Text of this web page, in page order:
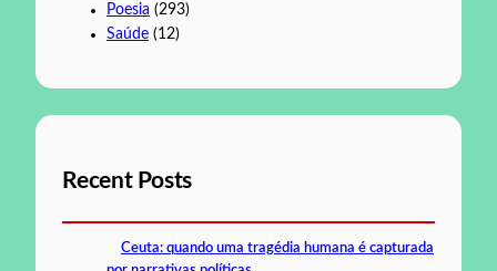
Poesia (293)
Saúde (12)
Recent Posts
Ceuta: quando uma tragédia humana é capturada